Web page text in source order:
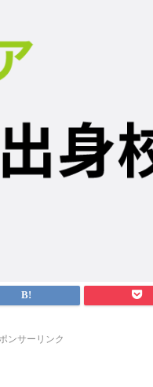
ンサーリンク